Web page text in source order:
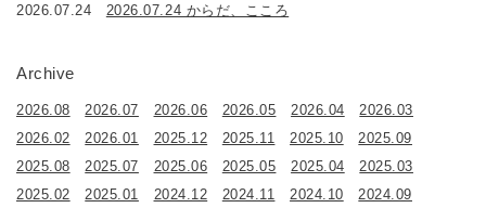
2026.07.24
2026.07.24 からだ、こころ
Archive
2026.08 2026.07 2026.06 2026.05 2026.04
2026.03
2026.02
2026.01 2025.12 2025.11 2025.10
2025.09
2025.08
2025.07 2025.06 2025.05 2025.04
2025.03
2025.02
2025.01 2024.12 2024.11 2024.10 2024.09